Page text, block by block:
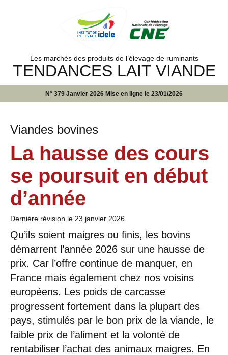
Les marchés des produits de l’élevage de ruminants
TENDANCES LAIT VIANDE
N° 379 Janvier 2026 Mise en ligne le 23/01/2026
Viandes bovines
La hausse des cours
se poursuit en début
d’année
Dernière révision le 23 janvier 2026
Qu’ils soient maigres ou finis, les bovins
démarrent l’année 2026 sur une hausse de
prix. Car l’offre continue de manquer, en
France mais également chez nos voisins
européens. Les poids de carcasse
progressent fortement dans la plupart des
pays, stimulés par le bon prix de la viande, le
faible prix de l’aliment et la volonté de
rentabiliser l’achat des animaux maigres. En